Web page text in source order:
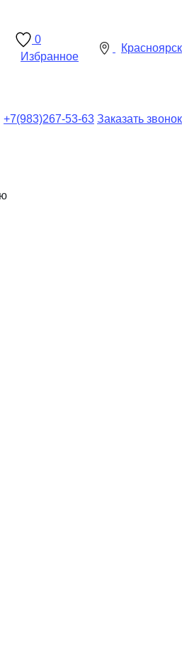
0
Избранное
Красноярск
+7(983)267-53-63 Заказать звонок